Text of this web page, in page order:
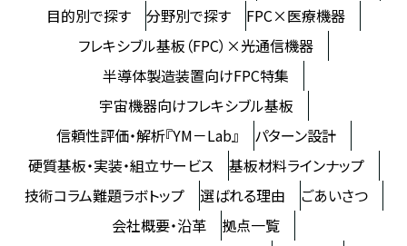
⽬的別で探す
分野別で探す
FPC×医療機器
フレキシブル基板（FPC）×光通信機器
半導体製造装置向けFPC特集
宇宙機器向けフレキシブル基板
信頼性評価・解析『YM－Lab』
パターン設計
硬質基板・実装・組⽴サービス
基板材料ラインナップ
技術コラム難題ラボトップ
選ばれる理由
ごあいさつ
会社概要・沿革
拠点一覧